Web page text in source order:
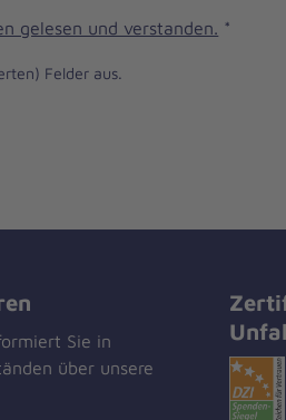
gelesen und verstanden. *
Felder aus.
Sie in
über unsere